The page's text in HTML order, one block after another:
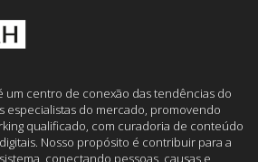
um centro de conexão das tendências do
especialistas do mercado, promovendo
qualificado, com curadoria de conteúdo
Nosso propósito é contribuir para a
conectando pessoas, causas e